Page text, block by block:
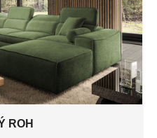
ROH